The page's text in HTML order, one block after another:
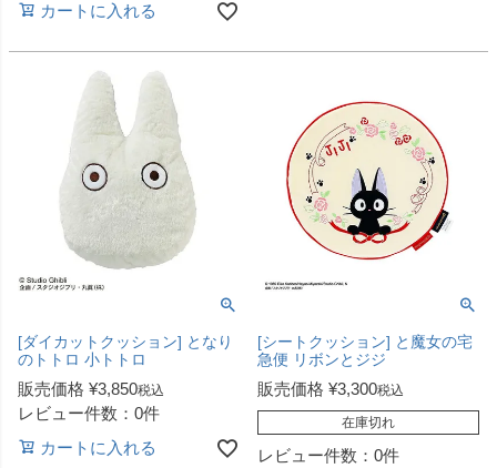
カートに入れる
[ダイカットクッション] となり
のトトロ 小トトロ
販売価格 ¥3,850税込
レビュー件数：0件
カートに入れる
[シートクッション] と魔女の宅
急便 リボンとジジ
販売価格 ¥3,300税込
在庫切れ
レビュー件数：0件